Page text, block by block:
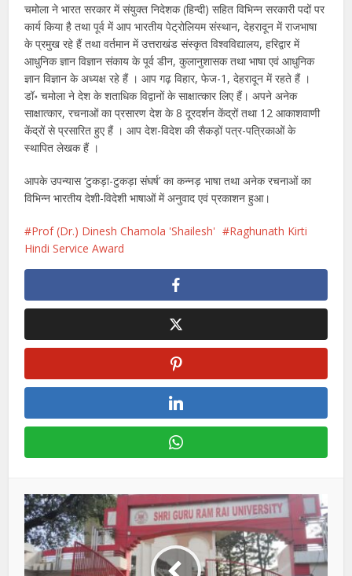
चमोला ने भारत सरकार में संयुक्त निदेशक (हिन्दी) सहित विभिन्न सरकारी पदों पर
कार्य किया है तथा पूर्व में आप भारतीय पेट्रोलियम संस्थान, देहरादून में राजभाषा
के प्रमुख रहे हैं तथा वर्तमान में उत्तराखंड संस्कृत विश्वविद्यालय, हरिद्वार में
आधुनिक ज्ञान विज्ञान संकाय के पूर्व डीन, कुलानुशासक तथा भाषा एवं आधुनिक
ज्ञान विज्ञान के अध्यक्ष रहे हैं । आप गढ़ विहार, फेज-1, देहरादून में रहते हैं ।
डॉ॰ चमोला ने देश के शताधिक विद्वानों के साक्षात्कार लिए हैं। अपने अनेक
साक्षात्कार, रचनाओं का प्रसारण देश के 8 दूरदर्शन केंद्रों तथा 12 आकाशवाणी
केंद्रों से प्रसारित हुए हैं । आप देश-विदेश की सैकड़ों पत्र-पत्रिकाओं के
स्थापित लेखक हैं ।
आपके उपन्यास ‘टुकड़ा-टुकड़ा संघर्ष’ का कन्नड़ भाषा तथा अनेक रचनाओं का
विभिन्न भारतीय देशी-विदेशी भाषाओं में अनुवाद एवं प्रकाशन हुआ।
Prof (Dr.) Dinesh Chamola 'Shailesh'
Raghunath Kirti
Hindi Service Award